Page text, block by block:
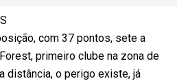
com 37 pontos, sete a
primeiro clube na zona de
distância, o perigo existe, já